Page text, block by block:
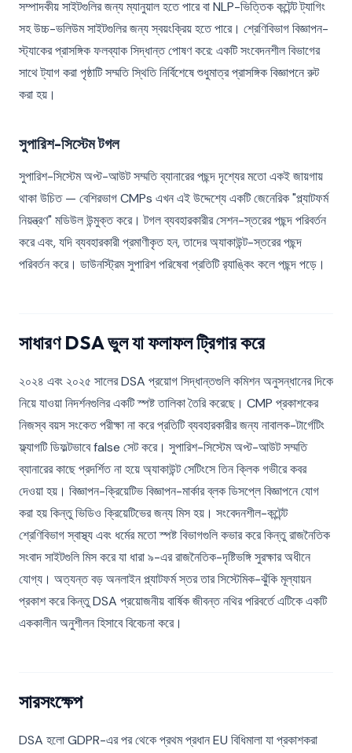
সম্পাদকীয় সাইটগুলির জন্য ম্যানুয়াল হতে পারে বা NLP-ভিত্তিক কন্টেন্ট ট্যাগিং
সহ উচ্চ-ভলিউম সাইটগুলির জন্য স্বয়ংক্রিয় হতে পারে। শ্রেণিবিভাগ বিজ্ঞাপন-
স্ট্যাকের প্রাসঙ্গিক ফলব্যাক সিদ্ধান্ত পোষণ করে: একটি সংবেদনশীল বিভাগের
সাথে ট্যাগ করা পৃষ্ঠাটি সম্মতি স্থিতি নির্বিশেষে শুধুমাত্র প্রাসঙ্গিক বিজ্ঞাপনে রুট
করা হয়।
সুপারিশ-সিস্টেম টগল
সুপারিশ-সিস্টেম অপ্ট-আউট সম্মতি ব্যানারের পছন্দ দৃশ্যের মতো একই জায়গায়
থাকা উচিত — বেশিরভাগ CMPs এখন এই উদ্দেশ্যে একটি জেনেরিক "প্ল্যাটফর্ম
নিয়ন্ত্রণ" মডিউল উন্মুক্ত করে। টগল ব্যবহারকারীর সেশন-স্তরের পছন্দ পরিবর্তন
করে এবং, যদি ব্যবহারকারী প্রমাণীকৃত হন, তাদের অ্যাকাউন্ট-স্তরের পছন্দ
পরিবর্তন করে। ডাউনস্ট্রিম সুপারিশ পরিষেবা প্রতিটি র‍্যাঙ্কিং কলে পছন্দ পড়ে।
সাধারণ DSA ভুল যা ফলাফল ট্রিগার করে
২০২৪ এবং ২০২৫ সালের DSA প্রয়োগ সিদ্ধান্তগুলি কমিশন অনুসন্ধানের দিকে
নিয়ে যাওয়া নিদর্শনগুলির একটি স্পষ্ট তালিকা তৈরি করেছে। CMP প্রকাশকের
নিজস্ব বয়স সংকেত পরীক্ষা না করে প্রতিটি ব্যবহারকারীর জন্য নাবালক-টার্গেটিং
ফ্ল্যাগটি ডিফল্টভাবে false সেট করে। সুপারিশ-সিস্টেম অপ্ট-আউট সম্মতি
ব্যানারের কাছে প্রদর্শিত না হয়ে অ্যাকাউন্ট সেটিংসে তিন ক্লিক গভীরে কবর
দেওয়া হয়। বিজ্ঞাপন-ক্রিয়েটিভ বিজ্ঞাপন-মার্কার ব্লক ডিসপ্লে বিজ্ঞাপনে যোগ
করা হয় কিন্তু ভিডিও ক্রিয়েটিভের জন্য মিস হয়। সংবেদনশীল-কন্টেন্ট
শ্রেণিবিভাগ স্বাস্থ্য এবং ধর্মের মতো স্পষ্ট বিভাগগুলি কভার করে কিন্তু রাজনৈতিক
সংবাদ সাইটগুলি মিস করে যা ধারা ৯-এর রাজনৈতিক-দৃষ্টিভঙ্গি সুরক্ষার অধীনে
যোগ্য। অত্যন্ত বড় অনলাইন প্ল্যাটফর্ম স্তর তার সিস্টেমিক-ঝুঁকি মূল্যায়ন
প্রকাশ করে কিন্তু DSA প্রয়োজনীয় বার্ষিক জীবন্ত নথির পরিবর্তে এটিকে একটি
এককালীন অনুশীলন হিসাবে বিবেচনা করে।
সারসংক্ষেপ
DSA হলো GDPR-এর পর থেকে প্রথম প্রধান EU বিধিমালা যা প্রকাশকরা